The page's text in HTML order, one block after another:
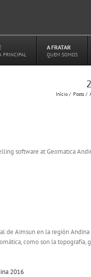
PRINCIPAL
A FRATAR
QUEM SOMOS
Início Posts
de Aimsun en la región
como son la topografía,
2016